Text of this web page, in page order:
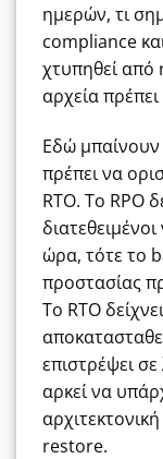
ημερών, τι
compliance
χτυπηθεί
αρχεία
Εδώ μπαίνουν
πρέπει να
RTO. Το RPO
ώρα, τότε το
προστασίας
Το RTO
επιστρέψει
αρκεί να
restore.